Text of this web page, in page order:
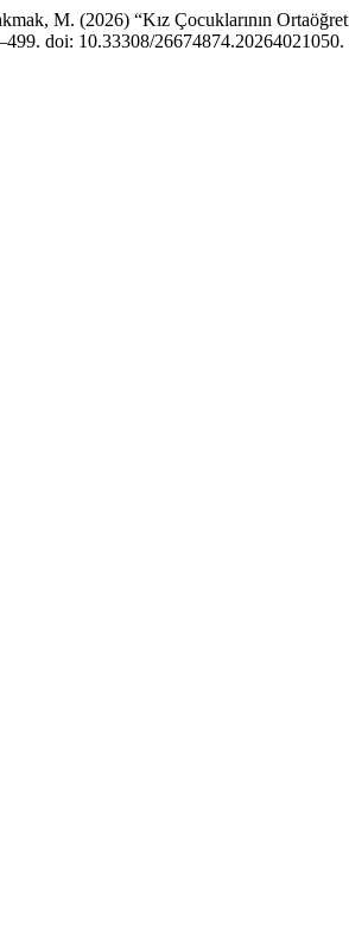
M. (2026) “Kız Çocuklarının
doi: 10.33308/26674874.20264021050.